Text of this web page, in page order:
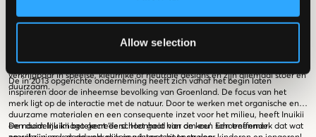
Allow selection
een uniek gevoel hebben voor exclusief design, zullen een goede keuze
maken met Inuikii!
van Inuikii en biedt alle bekende en populaire modellen aan in kindermaten.
pasvormen en natuurlijk hoogwaardige kwaliteit. Je vindt er niet alleen
ander modieus en comfortabel schoeisel. Inuikii kinderschoenen zijn
verkrijgbaar in speelse, kleurrijke of neutrale designs en zijn allemaal stoer en
duurzaam.
Over Inuikii
De in 2013 opgerichte onderneming heeft zich vanaf het begin laten
inspireren door de inheemse bevolking van Groenland. De focus van het
merk ligt op de interactie met de natuur. Door te werken met organische en
duurzame materialen en een consequente inzet voor het milieu, heeft Inuikii
een duidelijk imago gecreëerd. Het gaat hier om een schoenenmerk dat wat
De naam Inuikii betekent ‘de schoonheid van de kou’. Een treffende